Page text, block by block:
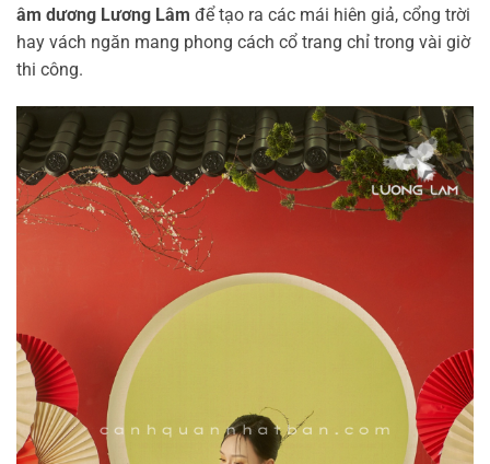
âm dương Lương Lâm để tạo ra các mái hiên giả, cổng trời
hay vách ngăn mang phong cách cổ trang chỉ trong vài giờ
thi công.